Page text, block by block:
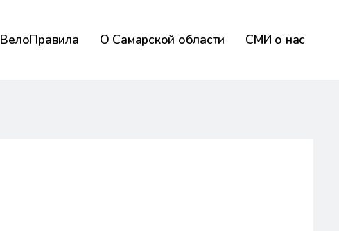
ВелоПравила О Самарской области СМИ о нас